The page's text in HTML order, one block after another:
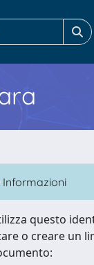
Informazioni
questo
o creare un